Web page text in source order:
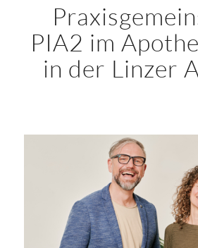
PIA2 im
in der Linzer